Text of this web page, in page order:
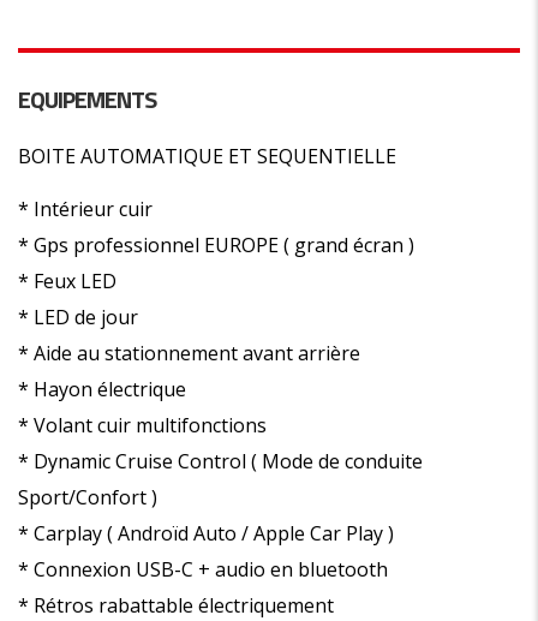
EQUIPEMENTS
BOITE AUTOMATIQUE ET SEQUENTIELLE
* Intérieur cuir
* Gps professionnel EUROPE ( grand écran )
* Feux LED
* LED de jour
* Aide au stationnement avant arrière
* Hayon électrique
* Volant cuir multifonctions
* Dynamic Cruise Control ( Mode de conduite
Sport/Confort )
* Carplay ( Androïd Auto / Apple Car Play )
* Connexion USB-C + audio en bluetooth
* Rétros rabattable électriquement